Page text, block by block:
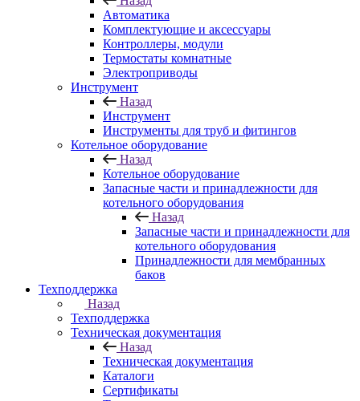
Автоматика
Комплектующие и аксессуары
Контроллеры, модули
Термостаты комнатные
Электроприводы
Инструмент
Назад
Инструмент
Инструменты для труб и фитингов
Котельное оборудование
Назад
Котельное оборудование
Запасные части и принадлежности для
котельного оборудования
Назад
Запасные части и принадлежности для
котельного оборудования
Принадлежности для мембранных
баков
Техподдержка
Назад
Техподдержка
Техническая документация
Назад
Техническая документация
Каталоги
Сертификаты